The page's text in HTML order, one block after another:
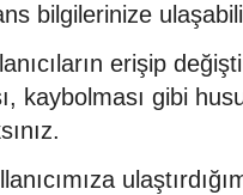
bilgilerinize
erişip
kaybolması gibi